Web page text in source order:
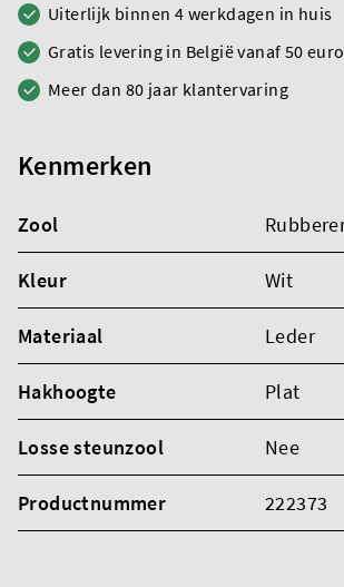
Uiterlijk binnen 4 werkdagen in huis
Gratis levering in België vanaf 50 euro
Meer dan 80 jaar klantervaring
Kenmerken
Zool
Kleur Wit
Materiaal Leder
Hakhoogte Plat
Losse steunzool Nee
Productnummer 222373